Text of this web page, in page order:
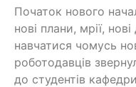
Початок нового
нові плани, мрії,
навчатися чомусь
роботодавців
до студентів